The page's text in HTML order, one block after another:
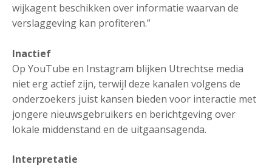
wijkagent beschikken over informatie waarvan de
verslaggeving kan profiteren.”
Inactief
Op YouTube en Instagram blijken Utrechtse media
niet erg actief zijn, terwijl deze kanalen volgens de
onderzoekers juist kansen bieden voor interactie met
jongere nieuwsgebruikers en berichtgeving over
lokale middenstand en de uitgaansagenda.
Interpretatie